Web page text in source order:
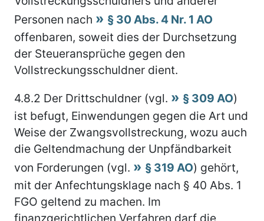
Personen nach
§ 30 Abs. 4 Nr. 1 AO
offenbaren, soweit dies der Durchsetzung
der Steueransprüche gegen den
Vollstreckungsschuldner dient.
4.8.2 Der Drittschuldner (vgl. § 309 AO)
ist befugt, Einwendungen gegen die Art und
Weise der Zwangsvollstreckung, wozu auch
die Geltendmachung der Unpfändbarkeit
von Forderungen (vgl.
§ 319 AO) gehört,
mit der Anfechtungsklage nach § 40 Abs. 1
FGO geltend zu machen. Im
finanzgerichtlichen Verfahren darf die